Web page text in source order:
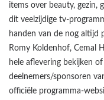
items over beauty, gezin,
dit veelzijdige tv-
handen van de nog altijd
Romy Koldenhof, Cemal
hele aflevering bekijken
deelnemers/sponsoren
officiële programma-